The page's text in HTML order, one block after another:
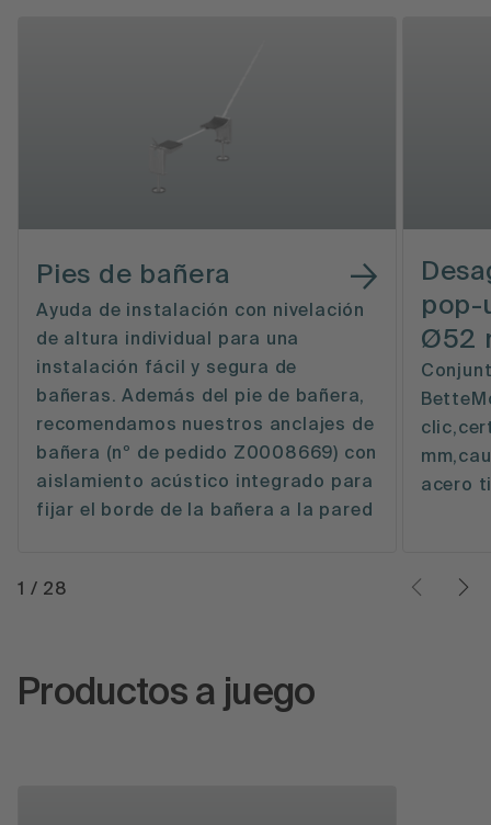
Pies de bañera
Ayuda de instalación con nivelación
de altura individual para una
instalación fácil y segura de
bañeras. Además del pie de bañera,
recomendamos nuestros anclajes de
bañera (nº de pedido Z0008669) con
aislamiento acústico integrado para
fijar el borde de la bañera a la pared
pop-
Ø52
acero
1 / 28
Productos a juego